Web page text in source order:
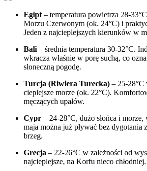
Egipt – temperatura powietrza 28-
Morzu Czerwonym (ok. 24°C) i
Jeden z najcieplejszych kierunków w
Bali – średnia temperatura 30-32°C.
wkracza właśnie w porę suchą, co
słoneczną pogodę.
Turcja (Riwiera Turecka) – 25-28°C
cieplejsze morze (ok. 22°C).
męczących upałów.
Cypr – 24-28°C, dużo słońca i
maja można już pływać bez dygotania
brzeg.
Grecja – 22-26°C w zależności od
najcieplejsze, na Korfu nieco chłodniej.